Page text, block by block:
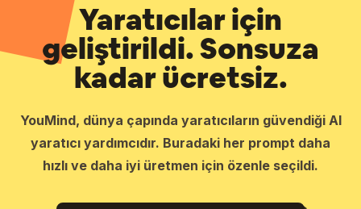
Yaratıcılar için
geliştirildi. Sonsuza
kadar ücretsiz.
YouMind, dünya çapında yaratıcıların güvendiği AI
yaratıcı yardımcıdır. Buradaki her prompt daha
hızlı ve daha iyi üretmen için özenle seçildi.